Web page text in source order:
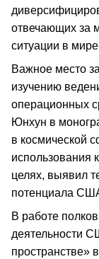
отвечающих за
ситуации в
Важное место
изучению
операционных
Юнхун в
в космической
использования
целях, выявил
потенциала
В работе
деятельности
пространстве»